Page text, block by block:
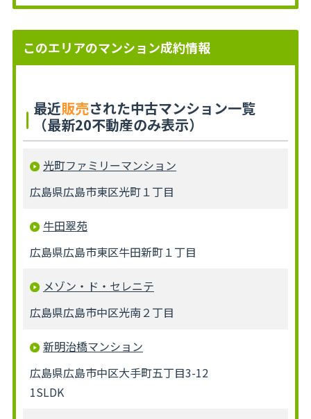
このエリアのマンション成約情報
最近販売された中古マンション一覧
（最新20不動産のみ表示）
光町ファミリーマンション
広島県広島市東区光町１丁目
牛田翠苑
広島県広島市東区牛田新町１丁目
メゾン・ド・セレニテ
広島県広島市中区光南２丁目
新明治橋マンション
広島県広島市中区大手町五丁目3-12
1SLDK